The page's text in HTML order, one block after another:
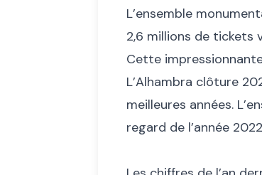
L’ensemble
2,6 millions de tickets
Cette
L’Alhambra clôture
meilleures années.
regard de l’année